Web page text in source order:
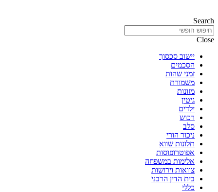
Search
Close
יישוב סכסוך
הסכמים
זמני שהות
משמורת
מזונות
גיטין
ילדים
רכוש
סלב
ניכור הורי
תלונות שווא
אפוטרופוסות
אלימות במשפחה
צוואות וירושות
בית הדין הרבני
כללי